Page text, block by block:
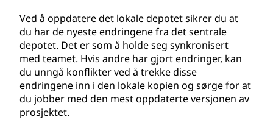
Ved å oppdatere det lokale depotet sikrer du at
du har de nyeste endringene fra det sentrale
depotet. Det er som å holde seg synkronisert
med teamet. Hvis andre har gjort endringer, kan
du unngå konflikter ved å trekke disse
endringene inn i den lokale kopien og sørge for at
du jobber med den mest oppdaterte versjonen av
prosjektet.